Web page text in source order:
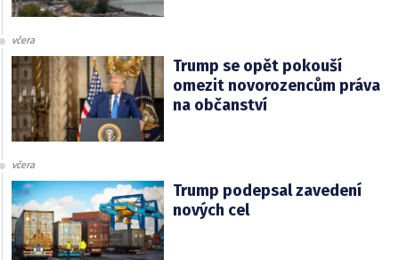
včera
Trump se opět pokouší
omezit novorozencům práva
na občanství
včera
Trump podepsal zavedení
nových cel